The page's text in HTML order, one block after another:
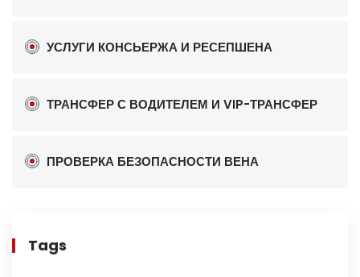
УСЛУГИ КОНСЬЕРЖА И РЕСЕПШЕНА
ТРАНСФЕР С ВОДИТЕЛЕМ И VIP-ТРАНСФЕР
ПРОВЕРКА БЕЗОПАСНОСТИ ВЕНА
Tags